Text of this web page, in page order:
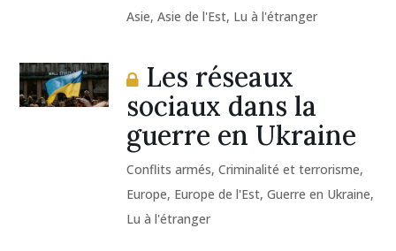
Asie,Asie de l'Est, Lu à l'étranger
Les réseaux
sociaux dans la
guerre en Ukraine
Conflits armés,Criminalité et terrorisme,
Europe, Europe de l'Est,Guerre en Ukraine,
Lu à l'étranger